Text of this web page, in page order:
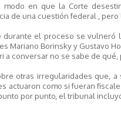
modo en que la Corte
de una cuestión federal ,
el proceso se vulneró
Mariano Borinsky y Gustavo
a conversar no se sabe de
otras irregularidades que,
actuaron como si fueran
por punto, el tribunal